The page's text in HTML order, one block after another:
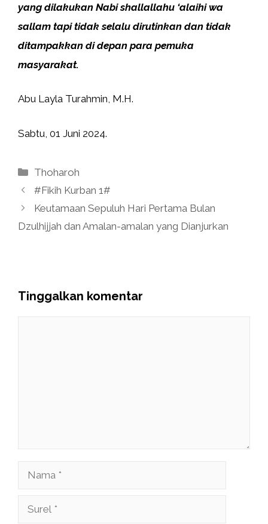
yang dilakukan Nabi shallallahu ‘alaihi wa
sallam tapi tidak selalu dirutinkan dan tidak
ditampakkan di depan para pemuka
masyarakat.
Abu Layla Turahmin, M.H.
Sabtu, 01 Juni 2024.
Kategori
Thoharoh
#Fikih Kurban 1#
Keutamaan Sepuluh Hari Pertama Bulan
Dzulhijjah dan Amalan-amalan yang Dianjurkan
Tinggalkan komentar
Nama
Surel